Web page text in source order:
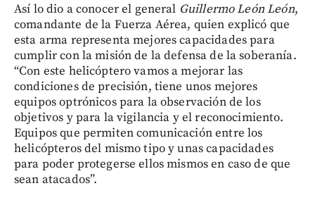
Así lo dio a conocer el general Guillermo León León,
comandante de la Fuerza Aérea, quien explicó que
esta arma representa mejores capacidades para
cumplir con la misión de la defensa de la soberanía.
“Con este helicóptero vamos a mejorar las
condiciones de precisión, tiene unos mejores
equipos optrónicos para la observación de los
objetivos y para la vigilancia y el reconocimiento.
Equipos que permiten comunicación entre los
helicópteros del mismo tipo y unas capacidades
para poder protegerse ellos mismos en caso de que
sean atacados”.